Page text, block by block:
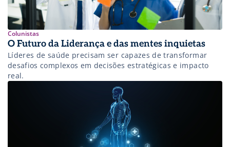
Colunistas
O Futuro da Liderança e das mentes inquietas
Líderes de saúde precisam ser capazes de transformar
desafios complexos em decisões estratégicas e impacto
real.